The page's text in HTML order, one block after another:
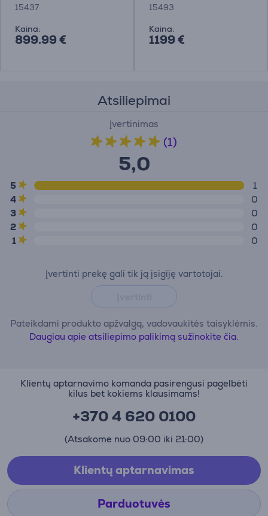
15437
Kaina:
899.99 €
15493
Kaina:
1199 €
Atsiliepimai
Įvertinimas
(1)
5,0
5
1
4
0
3
0
2
0
1
0
Įvertinti prekę gali tik ją įsigiję vartotojai.
Pateikdami produkto apžvalgą, vadovaukitės taisyklėmis.
Daugiau apie atsiliepimo palikimą sužinokite čia.
Klientų aptarnavimo komanda pasirengusi pagelbėti
kilus bet kokiems klausimams!
+370 4 620 0100
(Atsakome nuo 09:00 iki 21:00)
Klientų aptarnavimas
Parduotuvės